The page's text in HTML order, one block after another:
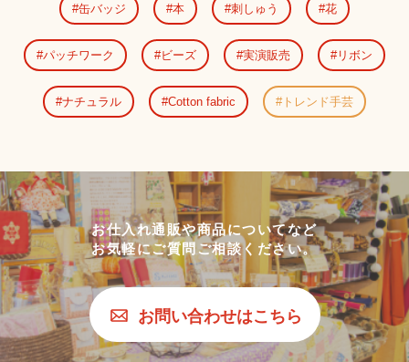
缶バッジ 本 刺しゅう 花
パッチワーク ビーズ 実演販売 リボン
ナチュラル Cotton fabric トレンド手芸
お仕入れ通販や商品についてなど
お気軽にご質問ご相談ください。
お問い合わせはこちら